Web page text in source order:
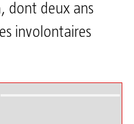
dont deux ans
involontaires